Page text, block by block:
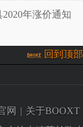
年涨价通知
回到顶部
网 | 关于BOOXT